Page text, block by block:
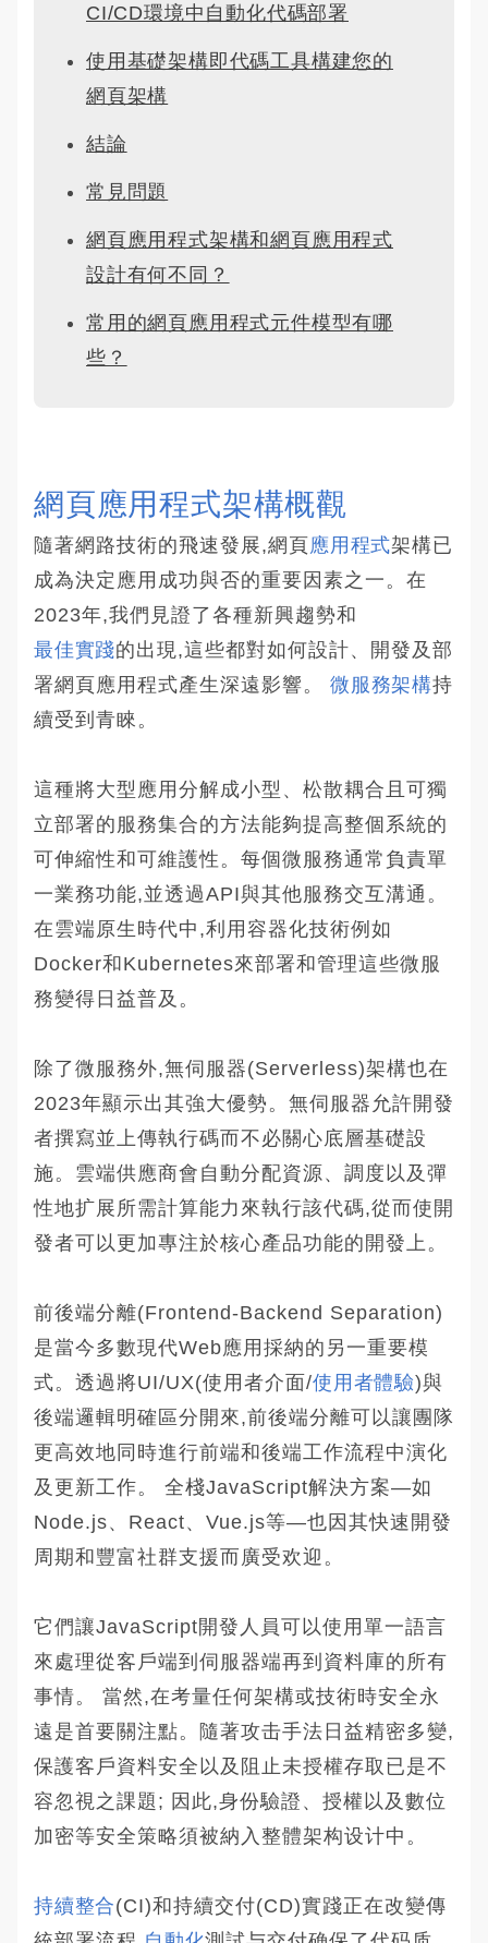
CI/CD環境中自動化代碼部署
使用基礎架構即代碼工具構建您的
網頁架構
結論
常見問題
網頁應用程式架構和網頁應用程式
設計有何不同？
常用的網頁應用程式元件模型有哪
些？
網頁應用程式架構概觀
隨著網路技術的飛速發展,網頁應用程式架構已
成為決定應用成功與否的重要因素之一。在
2023年,我們見證了各種新興趨勢和
最佳實踐的出現,這些都對如何設計、開發及部
署網頁應用程式產生深遠影響。 微服務架構持
續受到青睞。
這種將大型應用分解成小型、松散耦合且可獨
立部署的服務集合的方法能夠提高整個系統的
可伸縮性和可維護性。每個微服務通常負責單
一業務功能,並透過API與其他服務交互溝通。
在雲端原生時代中,利用容器化技術例如
Docker和Kubernetes來部署和管理這些微服
務變得日益普及。
除了微服務外,無伺服器(Serverless)架構也在
2023年顯示出其強大優勢。無伺服器允許開發
者撰寫並上傳執行碼而不必關心底層基礎設
施。雲端供應商會自動分配資源、調度以及彈
性地扩展所需計算能力來執行該代碼,從而使開
發者可以更加專注於核心產品功能的開發上。
前後端分離(Frontend-Backend Separation)
是當今多數現代Web應用採納的另一重要模
式。透過將UI/UX(使用者介面/使用者體驗)與
後端邏輯明確區分開來,前後端分離可以讓團隊
更高效地同時進行前端和後端工作流程中演化
及更新工作。 全棧JavaScript解決方案—如
Node.js、React、Vue.js等—也因其快速開發
周期和豐富社群支援而廣受欢迎。
它們讓JavaScript開發人員可以使用單一語言
來處理從客戶端到伺服器端再到資料庫的所有
事情。 當然,在考量任何架構或技術時安全永
遠是首要關注點。隨著攻击手法日益精密多變,
保護客戶資料安全以及阻止未授權存取已是不
容忽視之課題; 因此,身份驗證、授權以及數位
加密等安全策略須被納入整體架构设计中。
持續整合(CI)和持續交付(CD)實踐正在改變傳